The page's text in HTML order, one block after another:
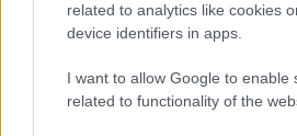
related to analytics like cookies
device identifiers in apps.
I want to allow Google to enable
related to functionality of the
credibile e glam
Camilla Fiore · 9 Ago 2026